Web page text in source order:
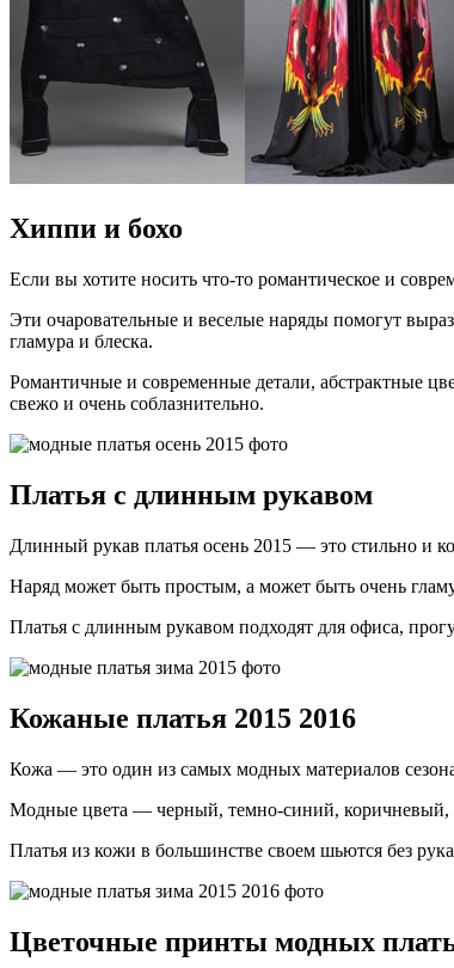
Хиппи и бохо
Если вы хотите носить что-то романтическое и
Эти очаровательные и веселые наряды помогут
гламура и блеска.
Романтичные и современные детали, абстрактные
свежо и очень соблазнительно.
Платья с длинным рукавом
Длинный рукав платья осень 2015 — это стильно и
Наряд может быть простым, а может быть очень
Платья с длинным рукавом подходят для офиса,
Кожаные платья 2015 2016
Кожа — это один из самых модных материалов
Модные цвета — черный, темно-синий, коричневый,
Платья из кожи в большинстве своем шьются без
Цветочные принты модных